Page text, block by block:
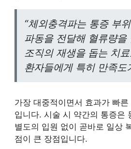
“체외충격파는 통증 부
파동을 전달해 혈류량을
조직의 재생을 돕는 치
환자들에게 특히 만족도
가장 대중적이면서 효과가 빠른
입니다. 시술 시 약간의 통증은
별도의 입원 없이 곧바로 일상
점이 큰 장점입니다.